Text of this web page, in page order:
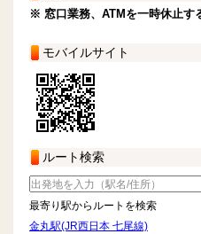
※ 窓口業務、ATMを一時休止す
モバイルサイト
ルート検索
最寄り駅からルートを検索
金丸駅(JR西日本 七尾線)